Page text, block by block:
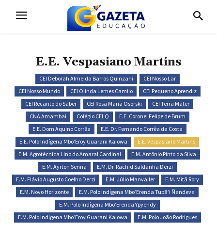
E.E. Vespasiano Martins
CEI Deborah Almeida Barros Quinzani
CEI Nosso Lar
CEI Nosso Mundo
CEI Olinda Lemes Camilo
CEI Pequeno Aprendiz
CEI Recanto do Saber
CEI Rosa Maria Osorski
CEI Terra Mater
CNA Amambai
Colégio CELQ
E.E. Coronel Felipe de Brum
E.E. Dom Aquino Corrêa
E.E. Dr. Fernando Corrêa da Costa
E.E. Polo Indígena Mbo’Eroy Guarani Kaiowa
E.E. Vespasiano Martins
E.M. Agrotécnica Lino do Amaral Cardinal
E.M. Antônio Pinto da Silva
E.M. Ayrton Senna
E.M. Dr. Rachid Saldanha Derzi
E.M. Flávio Augusto Coelho Derzi
E.M. Júlio Manvailer
E.M. Mitã Rory
E.M. Novo Horizonte
E.M. Polo Indígena Mbo’Erenda Tupã’i Ñandeva
E.M. Polo Indígena Mbo’Erenda Ypyendy
E.M. Polo Indígena Mbo’Eroy Guarani Kaiowa
E.M. Polo João Rodrigues